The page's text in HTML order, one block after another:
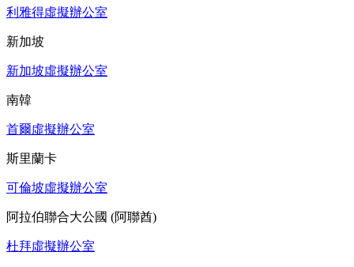
利雅得虛擬辦公室
新加坡
新加坡虛擬辦公室
南韓
首爾虛擬辦公室
斯里蘭卡
可倫坡虛擬辦公室
阿拉伯聯合大公國 (阿聯酋)
杜拜虛擬辦公室